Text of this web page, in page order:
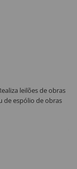
leilões de obras
de espólio de obras